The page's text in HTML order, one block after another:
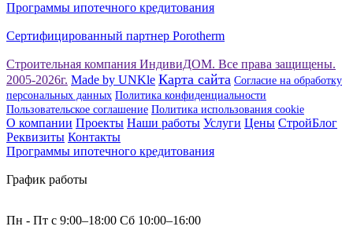
Программы ипотечного кредитования
Сертифицированный партнер Porotherm
Строительная компания ИндивиДОМ. Все права защищены.
2005-2026г. Made by UNKle Карта сайта Согласие на обработку
персональных данных Политика конфиденциальности
Пользовательское соглашение Политика использования сookie
О компании Проекты Наши работы Услуги Цены СтройБлог
Реквизиты Контакты
Программы ипотечного кредитования
График работы
Пн - Пт с 9:00–18:00 Сб 10:00–16:00